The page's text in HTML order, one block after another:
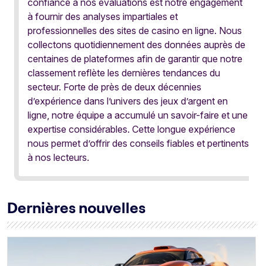
confiance à nos évaluations est notre engagement
à fournir des analyses impartiales et
professionnelles des sites de casino en ligne. Nous
collectons quotidiennement des données auprès de
centaines de plateformes afin de garantir que notre
classement reflète les dernières tendances du
secteur. Forte de près de deux décennies
d’expérience dans l’univers des jeux d’argent en
ligne, notre équipe a accumulé un savoir-faire et une
expertise considérables. Cette longue expérience
nous permet d’offrir des conseils fiables et pertinents
à nos lecteurs.
Dernières nouvelles